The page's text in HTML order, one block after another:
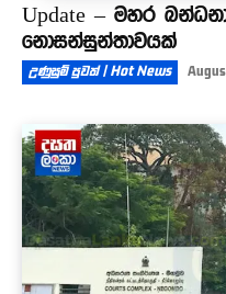
Update – මහර
නොසන්සුන්තාවයක්
උණුසුම් පුවත් | Hot News